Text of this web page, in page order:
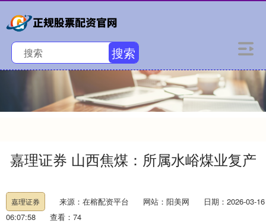
搜索
嘉理证券 山西焦煤：所属水峪煤业复产
嘉理证券 来源：在榕配资平台 网站：阳美网
日期：2026-03-16
06:07:58
查看：74